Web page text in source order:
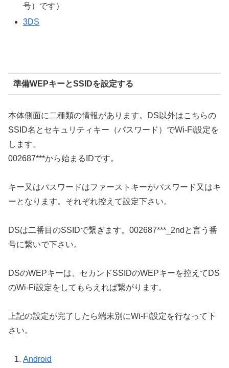
号）です）
3DS
準備WEPキーとSSIDを設定する
本体側面に二種類の情報があります。DS以外はこちらの
SSID名とセキュリティキー（パスワード）でWi-Fi設定を
します。
002687***から始まるIDです。
キー又はパスワードはファーストキーがパスワード又はキ
ーとなります。それぞれ控えて設定下さい。
DSは二番目のSSIDで繋ぎます。002687***_2ndと言う番
号に繋いで下さい。
DSのWEPキーは、セカンドSSIDのWEPキーを控えてDS
のWi-Fi設定をしてもらえれば繋がります。
上記の設定が完了したら端末別にWi-Fi設定を行なって下
さい。
Android